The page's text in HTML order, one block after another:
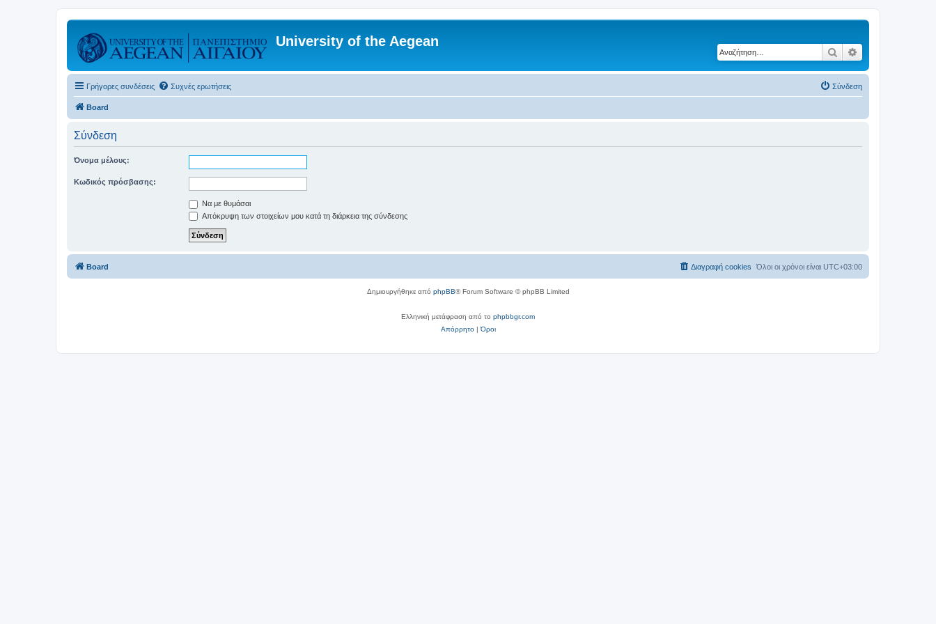
University of the Aegean
Αναζήτηση
Γρήγορες συνδέσεις Συχνές ερωτήσεις Σύνδεση
Board
Σύνδεση
Όνομα μέλους:
Κωδικός πρόσβασης:
Να με θυμάσαι
Απόκρυψη των στοιχείων μου κατά τη διάρκεια της σύνδεσης
Board Όλοι οι χρόνοι είναι UTC+03:00
Διαγραφή cookies
Δημιουργήθηκε από phpBB® Forum Software © phpBB Limited
Ελληνική μετάφραση από το phpbbgr.com
Απόρρητο|Όροι